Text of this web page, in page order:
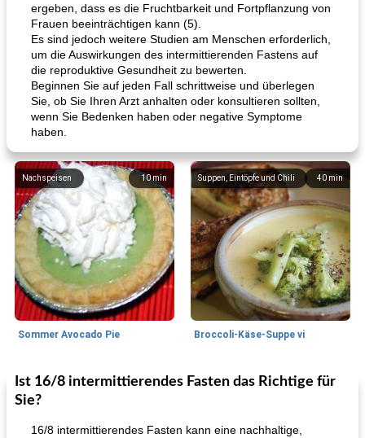
ergeben, dass es die Fruchtbarkeit und Fortpflanzung von
Frauen beeinträchtigen kann (5).
Es sind jedoch weitere Studien am Menschen erforderlich,
um die Auswirkungen des intermittierenden Fastens auf
die reproduktive Gesundheit zu bewerten.
Beginnen Sie auf jeden Fall schrittweise und überlegen
Sie, ob Sie Ihren Arzt anhalten oder konsultieren sollten,
wenn Sie Bedenken haben oder negative Symptome
haben.
10min
Nachspeisen
Sommer Avocado Pie
40 min
Suppen, Eintöpfe und Chili
Broccoli-Käse-Suppe vi
35min
Kurs 15min
Mittagessen / Snacks
Ist 16/8 intermittierendes Fasten das Richtige für
Sie?
16/8 intermittierendes Fasten kann eine nachhaltige,